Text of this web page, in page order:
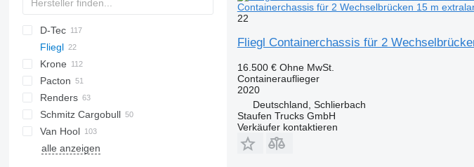
2 series
3 series
4 series
5 series
ADR
BPO
CCS
D-Tec
CT
FT
EF
Sliding
Stack
ADR
OPL
OPP
Fliegl
SDS
SDS 350
SDS 380
T-series
SB
Krone
SD
SDC
SC
XS
S 24
SW
0-2
0-3
O-3
G-series
SL
S-series
Pacton
ET3
T-series
TXC
Renders
Euro
ROC
Kaiser
Schmitz Cargobull
S-series
SCB
SPA
CS
SP
Van Hool
A-series
LPRS
NS
38
alle anzeigen
Containerchassis für 2 Wechselbrücken 15 m
22
Fliegl Containerchassis für 2
16.500 € Ohne MwSt.
Containerauflieger
2020
Deutschland, Schlierbach
Staufen Trucks GmbH
Verkäufer kontaktieren